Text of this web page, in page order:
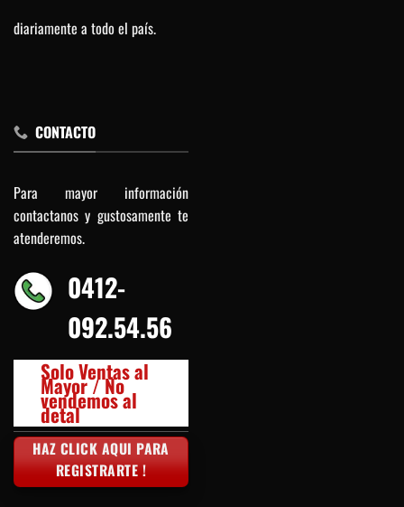
diariamente a todo el país.
CONTACTO
Para mayor información
contactanos y gustosamente te
atenderemos.
0412-
092.54.56
Solo Ventas al
Mayor / No
vendemos al
detal
HAZ CLICK AQUI PARA
REGISTRARTE !